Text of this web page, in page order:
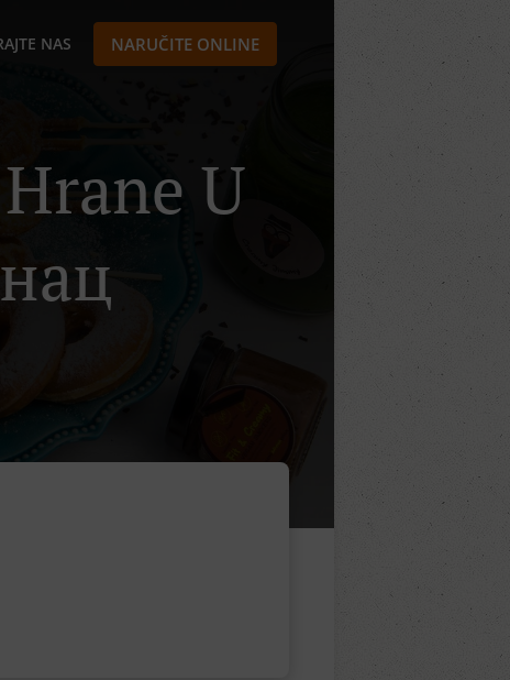
NAS NARUČITE ONLINE
U